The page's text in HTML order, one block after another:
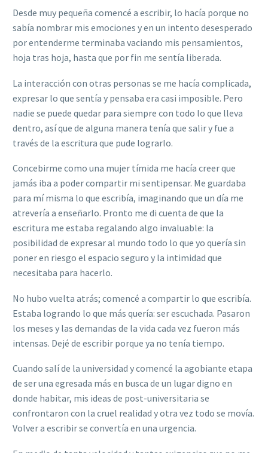
Desde muy pequeña comencé a escribir, lo hacía porque no
sabía nombrar mis emociones y en un intento desesperado
por entenderme terminaba vaciando mis pensamientos,
hoja tras hoja, hasta que por fin me sentía liberada.
La interacción con otras personas se me hacía complicada,
expresar lo que sentía y pensaba era casi imposible. Pero
nadie se puede quedar para siempre con todo lo que lleva
dentro, así que de alguna manera tenía que salir y fue a
través de la escritura que pude lograrlo.
Concebirme como una mujer tímida me hacía creer que
jamás iba a poder compartir mi sentipensar. Me guardaba
para mí misma lo que escribía, imaginando que un día me
atrevería a enseñarlo. Pronto me di cuenta de que la
escritura me estaba regalando algo invaluable: la
posibilidad de expresar al mundo todo lo que yo quería sin
poner en riesgo el espacio seguro y la intimidad que
necesitaba para hacerlo.
No hubo vuelta atrás; comencé a compartir lo que escribía.
Estaba logrando lo que más quería: ser escuchada. Pasaron
los meses y las demandas de la vida cada vez fueron más
intensas. Dejé de escribir porque ya no tenía tiempo.
Cuando salí de la universidad y comencé la agobiante etapa
de ser una egresada más en busca de un lugar digno en
donde habitar, mis ideas de post-universitaria se
confrontaron con la cruel realidad y otra vez todo se movía.
Volver a escribir se convertía en una urgencia.